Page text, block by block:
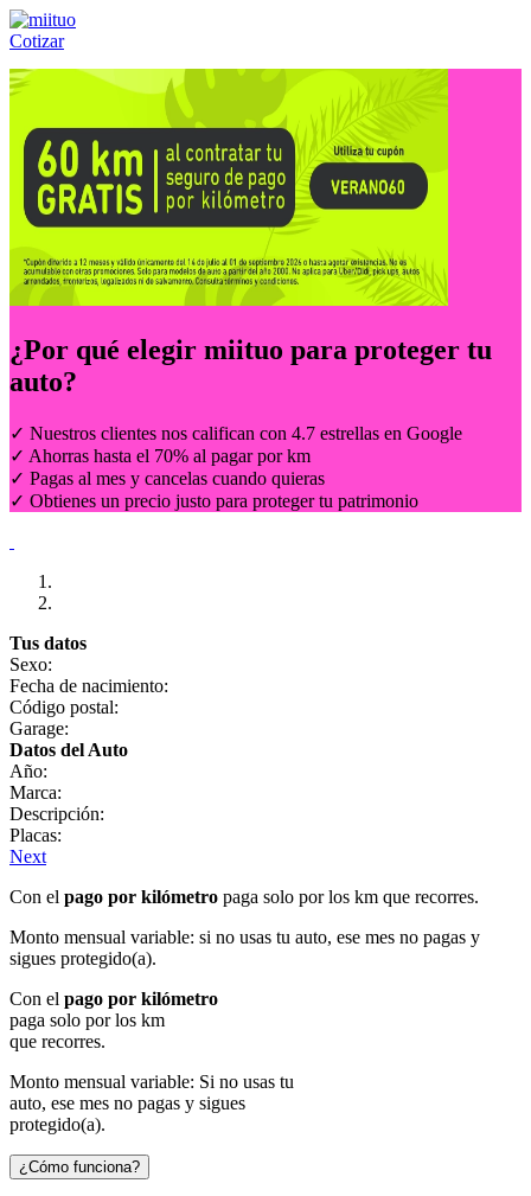
Cotizar
Llámanos al:(55) 84-21-05-00 ó
¿Por qué elegir miituo para proteger tu
auto?
✓ Nuestros clientes nos califican con 4.7 estrellas en Google
✓ Ahorras hasta el 70% al pagar por km
✓ Pagas al mes y cancelas cuando quieras
✓ Obtienes un precio justo para proteger tu patrimonio
Tus datos
Sexo:
Fecha de nacimiento:
Código postal:
Garage:
Datos del Auto
Año:
Marca:
Descripción:
Placas:
Next
Con el pago por kilómetro paga solo por los km que recorres.
Monto mensual variable: si no usas tu auto, ese mes no pagas y
sigues protegido(a).
Con el pago por kilómetro
paga solo por los km
que recorres.
Monto mensual variable: Si no usas tu
auto, ese mes no pagas y sigues
protegido(a).
¿Cómo funciona?